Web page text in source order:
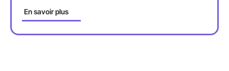
En savoir plus